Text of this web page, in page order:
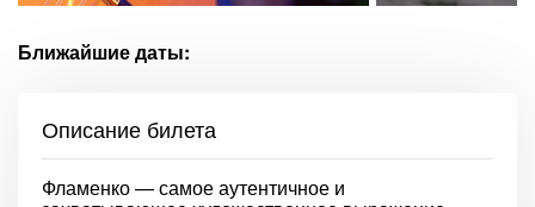
Ближайшие даты:
Описание билета
Фламенко — самое аутентичное и